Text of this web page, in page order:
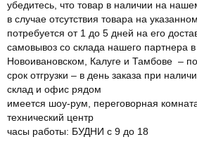
убедитесь, что товар в наличии на
в случае отсутствия товара на
потребуется от 1 до 5 дней на его
самовывоз со склада нашего партнера
Новоивановском, Калуге и Тамбове – по
срок отгрузки – в день заказа при
склад и офис рядом
имеется шоу-рум, переговорная
технический центр
часы работы: БУДНИ с 9 до 18